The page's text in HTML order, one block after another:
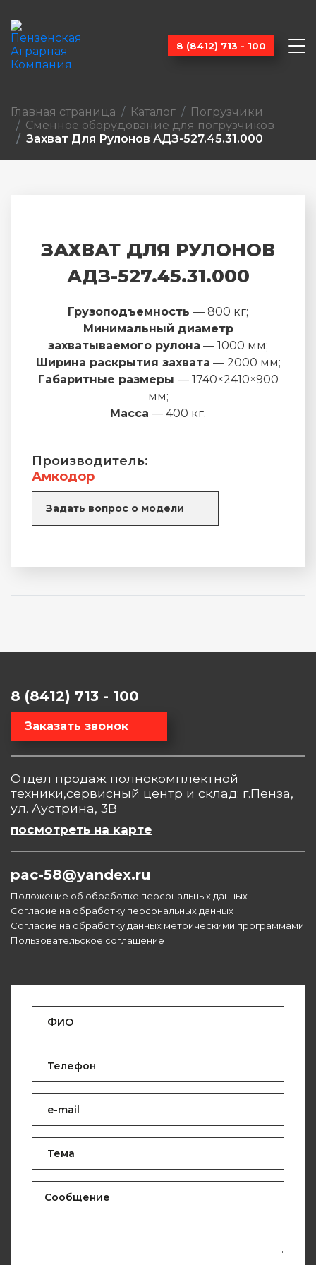
8 (8412) 713 - 100
Главная страница Каталог
Погрузчики
Сменное оборудование для погрузчиков
Захват Для Рулонов АДЗ-527.45.31.000
ЗАХВАТ ДЛЯ РУЛОНОВ
АДЗ-527.45.31.000
Грузоподъемность — 800 кг;
Минимальный диаметр
захватываемого рулона — 1000 мм;
Ширина раскрытия захвата — 2000 мм;
Габаритные размеры — 1740×2410×900
мм;
Масса — 400 кг.
Производитель:
Амкодор
Задать вопрос о модели
8 (8412) 713 - 100
Заказать звонок
Отдел продаж полнокомплектной
техники,сервисный центр и склад: г.Пенза,
ул. Аустрина, 3В
посмотреть на карте
pac-58@yandex.ru
Положение об обработке персональных данных
Согласие на обработку персональных данных
Согласие на обработку данных метрическими программами
Пользовательское соглашение